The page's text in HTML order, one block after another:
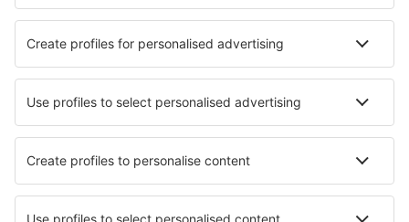
Sportovní události
Přečtěte si více
Garance nejnižší ceny
Mobilní aplikace
Letecké společnosti
Ryanair
Wizz Air
easyJet